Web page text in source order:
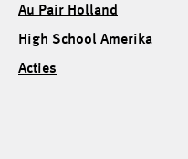
Au Pair Holland
High School Amerika
Acties